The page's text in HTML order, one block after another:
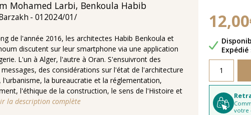
Mohamed Larbi, Benkoula Habib
01‏/01‏/2024
de l'année 2016, les architectes Habib Benkoula et
discutent sur leur smartphone via une application
L'un à Alger, l'autre à Oran. S'ensuivront des
des considérations sur l'état de l'architecture
l'urbanisme, la bureaucratie et la réglementation,
l'éthique de la construction, le sens de l'Histoire et
la description complète
Délais
votre